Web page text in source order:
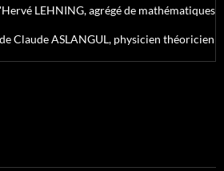
LEHNING, agrégé de mathématiques
Claude ASLANGUL, physicien théoricien